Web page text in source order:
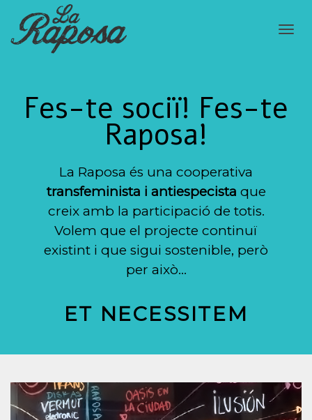
Fes-te sociï! Fes-te
Raposa!
La Raposa és una cooperativa
transfeminista i antiespecista que
creix amb la participació de totis.
Volem que el projecte continuï
existint i que sigui sostenible, però
per això…
ET NECESSITEM
Reproductor
de